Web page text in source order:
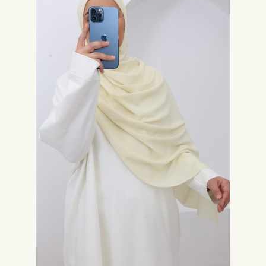
Hijab Sport
Für sportliche Aktivitäten ist der Jersey-Hijab der am besten geeignete
Hijab. Sein blickdichter, bequemer, elastischer und atmungsaktiver Stoff
vereint alle notwendigen Eigenschaften. Die häufigste Farbe ist schwarz,
dicht gefolgt von anthrazit und grau meliert.
Die Hijab-Box aus Premium-Jersey
Um einen günstigen Preis zu erzielen, ist die Hijab-Boxaus Premium-
Jersey die beste Wahl. Die Box besteht aus mehreren Hijabs in
verschiedenen Farben. Je nach Ihren Wünschen wählen Sie aus den
verschiedenen verfügbaren Boxen. Als kleines Extra finden Sie in diesen
Boxen auch Zubehör wie einen Magneten zur Befestigung.